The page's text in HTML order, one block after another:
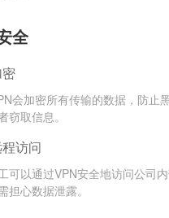
全
会加密所有传输的数据，防止
窃取信息。
访问
可以通过VPN安全地访问公司
担心数据泄露。